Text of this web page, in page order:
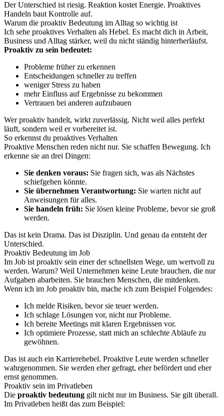
Der Unterschied ist riesig. Reaktion kostet Energie. Proaktives
Handeln baut Kontrolle auf.
Warum die proaktiv Bedeutung im Alltag so wichtig ist
Ich sehe proaktives Verhalten als Hebel. Es macht dich in Arbeit,
Business und Alltag stärker, weil du nicht ständig hinterherläufst.
Proaktiv zu sein bedeutet:
Probleme früher zu erkennen
Entscheidungen schneller zu treffen
weniger Stress zu haben
mehr Einfluss auf Ergebnisse zu bekommen
Vertrauen bei anderen aufzubauen
Wer proaktiv handelt, wirkt zuverlässig. Nicht weil alles perfekt
läuft, sondern weil er vorbereitet ist.
So erkennst du proaktives Verhalten
Proaktive Menschen reden nicht nur. Sie schaffen Bewegung. Ich
erkenne sie an drei Dingen:
Sie denken voraus: Sie fragen sich, was als Nächstes
schiefgehen könnte.
Sie übernehmen Verantwortung: Sie warten nicht auf
Anweisungen für alles.
Sie handeln früh: Sie lösen kleine Probleme, bevor sie groß
werden.
Das ist kein Drama. Das ist Disziplin. Und genau da entsteht der
Unterschied.
Proaktiv Bedeutung im Job
Im Job ist proaktiv sein einer der schnellsten Wege, um wertvoll zu
werden. Warum? Weil Unternehmen keine Leute brauchen, die nur
Aufgaben abarbeiten. Sie brauchen Menschen, die mitdenken.
Wenn ich im Job proaktiv bin, mache ich zum Beispiel Folgendes:
Ich melde Risiken, bevor sie teuer werden.
Ich schlage Lösungen vor, nicht nur Probleme.
Ich bereite Meetings mit klaren Ergebnissen vor.
Ich optimiere Prozesse, statt mich an schlechte Abläufe zu
gewöhnen.
Das ist auch ein Karrierehebel. Proaktive Leute werden schneller
wahrgenommen. Sie werden eher gefragt, eher befördert und eher
ernst genommen.
Proaktiv sein im Privatleben
Die proaktiv bedeutung gilt nicht nur im Business. Sie gilt überall.
Im Privatleben heißt das zum Beispiel: